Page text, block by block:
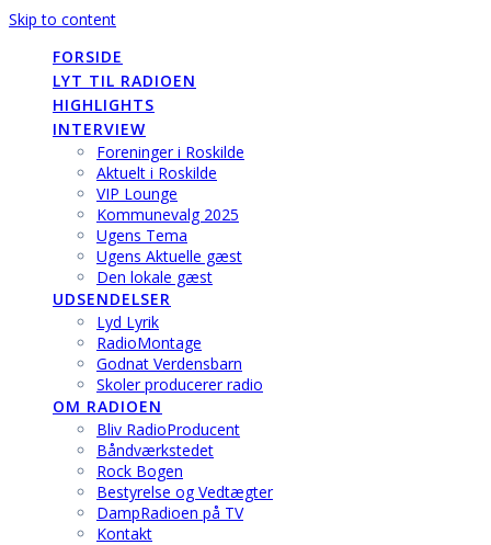
Skip to content
FORSIDE
LYT TIL RADIOEN
HIGHLIGHTS
INTERVIEW
Foreninger i Roskilde
Aktuelt i Roskilde
VIP Lounge
Kommunevalg 2025
Ugens Tema
Ugens Aktuelle gæst
Den lokale gæst
UDSENDELSER
Lyd Lyrik
RadioMontage
Godnat Verdensbarn
Skoler producerer radio
OM RADIOEN
Bliv RadioProducent
Båndværkstedet
Rock Bogen
Bestyrelse og Vedtægter
DampRadioen på TV
Kontakt